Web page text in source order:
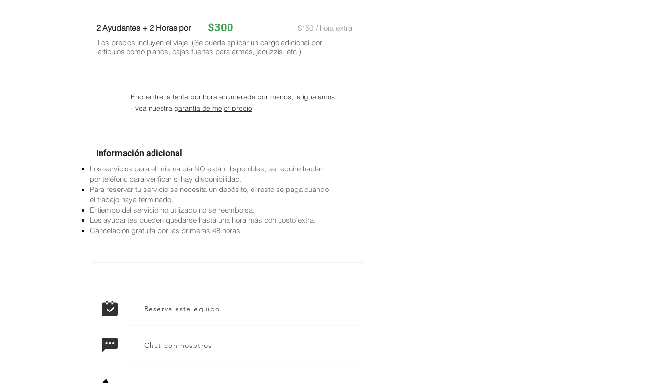
2 Ayudantes + 2 Horas por $300 $150 / hora extra
Los precios incluyen el viaje. (Se puede aplicar un cargo adicional por
artículos como pianos, cajas fuertes para armas, jacuzzis, etc.)
Encuentre la tarifa por hora enumerada por menos, la igualamos.
- vea nuestra garantía de mejor precio
Información adicional
Los servicios para el misma día NO están disponibles, se require hablar
por teléfono para verificar si hay disponibilidad.
Para reservar tu servicio se necesita un depósito, el resto se paga cuando
el trabajo haya terminado.
El tiempo del servicio no utilizado no se reembolsa.
Los ayudantes pueden quedarse hasta una hora más con costo extra.
Cancelación gratuita por las primeras 48 horas
Reserva este equipo
Chat con nosotros